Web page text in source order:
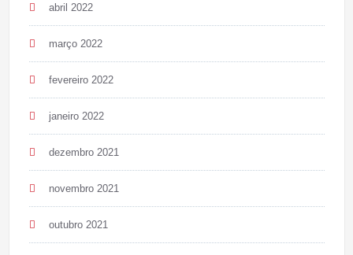
abril 2022
março 2022
fevereiro 2022
janeiro 2022
dezembro 2021
novembro 2021
outubro 2021